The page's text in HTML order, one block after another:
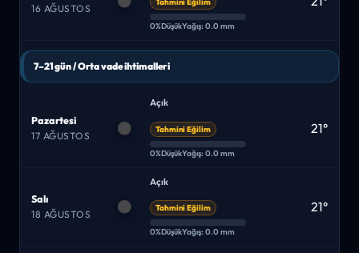
16 AĞUSTOS
Tahmini Eğilim
0%DüşükYağış: 0.0 mm
7–21 gün / Orta vade ihtimalleri
Pazartesi
17 AĞUSTOS
Açık
Tahmini Eğilim
0%DüşükYağış: 0.0 mm
21°
Salı
18 AĞUSTOS
Açık
Tahmini Eğilim
0%DüşükYağış: 0.0 mm
21°